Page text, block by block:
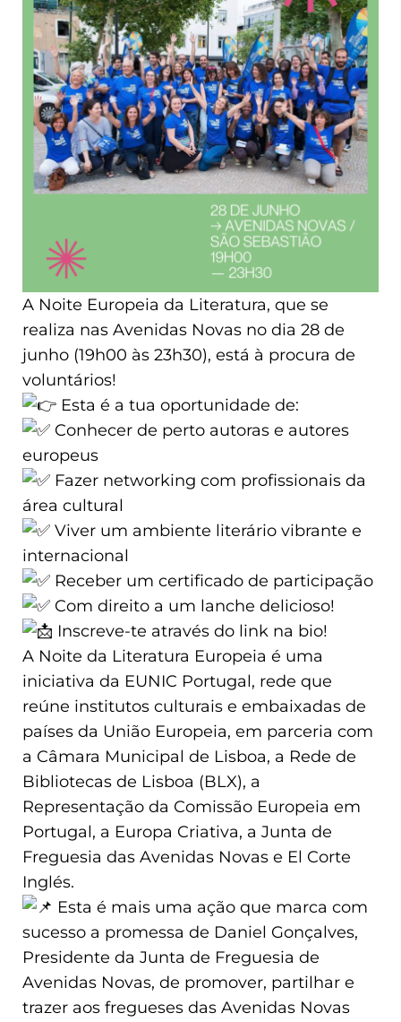
A Noite Europeia da Literatura, que se
realiza nas Avenidas Novas no dia 28 de
junho (19h00 às 23h30), está à procura de
voluntários!
Esta é a tua oportunidade de:
Conhecer de perto autoras e autores
europeus
Fazer networking com profissionais da
área cultural
Viver um ambiente literário vibrante e
internacional
Receber um certificado de participação
Com direito a um lanche delicioso!
Inscreve-te através do link na bio!
A Noite da Literatura Europeia é uma
iniciativa da EUNIC Portugal, rede que
reúne institutos culturais e embaixadas de
países da União Europeia, em parceria com
a Câmara Municipal de Lisboa, a Rede de
Bibliotecas de Lisboa (BLX), a
Representação da Comissão Europeia em
Portugal, a Europa Criativa, a Junta de
Freguesia das Avenidas Novas e El Corte
Inglés.
Esta é mais uma ação que marca com
sucesso a promessa de Daniel Gonçalves,
Presidente da Junta de Freguesia de
Avenidas Novas, de promover, partilhar e
trazer aos fregueses das Avenidas Novas